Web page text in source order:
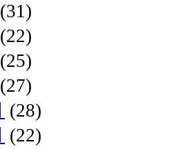
(31)
(22)
(25)
(27)
(28)
(22)